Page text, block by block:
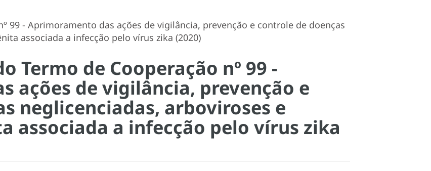
99 - Aprimoramento das ações de vigilância, prevenção e controle de doenças
associada a infecção pelo vírus zika (2020)
Termo de Cooperação nº 99 -
ações de vigilância, prevenção e
neglicenciadas, arboviroses e
associada a infecção pelo vírus zika